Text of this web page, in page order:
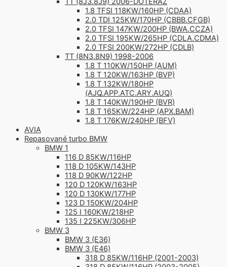
1.8 TFSI 118KW/160HP (CDAA)
2.0 TDI 125KW/170HP (CBBB.CFGB)
2.0 TFSI 147KW/200HP (BWA.CCZA)
2.0 TFSI 195KW/265HP (CDLA.CDMA)
2.0 TFSI 200KW/272HP (CDLB)
TT (8N3.8N9) 1998-2006
1.8 T 110KW/150HP (AUM)
1.8 T 120KW/163HP (BVP)
1.8 T 132KW/180HP
(AJQ.APP.ATC.ARY.AUQ)
1.8 T 140KW/190HP (BVR)
1.8 T 165KW/224HP (APX.BAM)
1.8 T 176KW/240HP (BFV)
AVIA
Repasované turbo BMW
BMW 1
116 D 85KW/116HP
118 D 105KW/143HP
118 D 90KW/122HP
120 D 120KW/163HP
120 D 130KW/177HP
123 D 150KW/204HP
125 I 160KW/218HP
135 I 225KW/306HP
BMW 3
BMW 3 (E36)
BMW 3 (E46)
318 D 85KW/116HP (2001-2003)